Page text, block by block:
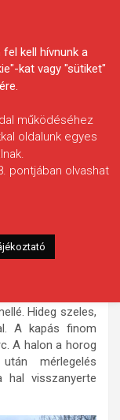
Hideg szeles,
A kapás finom
A halon a horog
mérlegelés
visszanyerte
kell hívnunk a
kat vagy "sütiket"
működéséhez
oldalunk egyes
pontjában olvashat